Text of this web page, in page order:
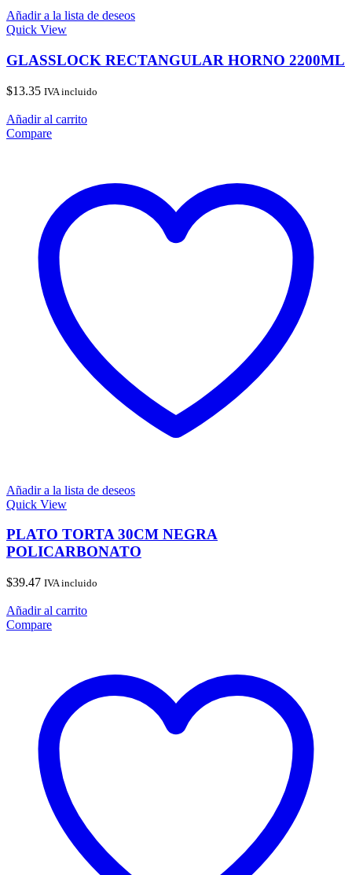
Añadir a la lista de deseos
Quick View
GLASSLOCK RECTANGULAR HORNO 2200ML
$13.35 IVA incluido
Añadir al carrito
Compare
Añadir a la lista de deseos
Quick View
PLATO TORTA 30CM NEGRA
POLICARBONATO
$39.47 IVA incluido
Añadir al carrito
Compare